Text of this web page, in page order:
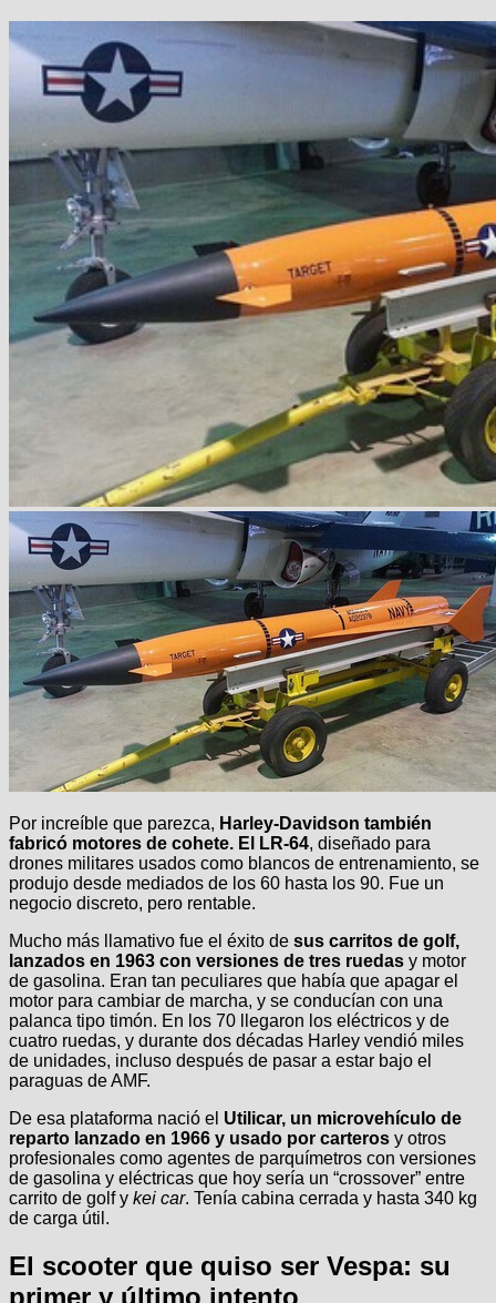
Por increíble que parezca, Harley-Davidson también
fabricó motores de cohete. El LR-64, diseñado para
drones militares usados como blancos de entrenamiento, se
produjo desde mediados de los 60 hasta los 90. Fue un
negocio discreto, pero rentable.
Mucho más llamativo fue el éxito de sus carritos de golf,
lanzados en 1963 con versiones de tres ruedas y motor
de gasolina. Eran tan peculiares que había que apagar el
motor para cambiar de marcha, y se conducían con una
palanca tipo timón. En los 70 llegaron los eléctricos y de
cuatro ruedas, y durante dos décadas Harley vendió miles
de unidades, incluso después de pasar a estar bajo el
paraguas de AMF.
De esa plataforma nació el Utilicar, un microvehículo de
reparto lanzado en 1966 y usado por carteros y otros
profesionales como agentes de parquímetros con versiones
de gasolina y eléctricas que hoy sería un “crossover” entre
carrito de golf y kei car. Tenía cabina cerrada y hasta 340 kg
de carga útil.
El scooter que quiso ser Vespa: su